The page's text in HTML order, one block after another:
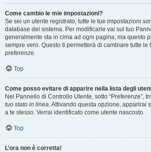
Come cambio le mie impostazioni?
Se sei un utente registrato, tutte le tue impostazioni
database del sistema. Per modificarle vai sul tuo
generalmente sta in cima ad ogni pagina, ma questo
sempre vero. Questo ti permetterà di cambiare tutte le
preferenze.
Top
Come posso evitare di apparire nella lista degli
Nel Pannello di Controllo Utente, sotto “Preferenze”,
tuo stato in linea. Attivando questa opzione, apparirai
a te stesso. Verrai identificato come utente nascosto.
Top
L’ora non è corretta!